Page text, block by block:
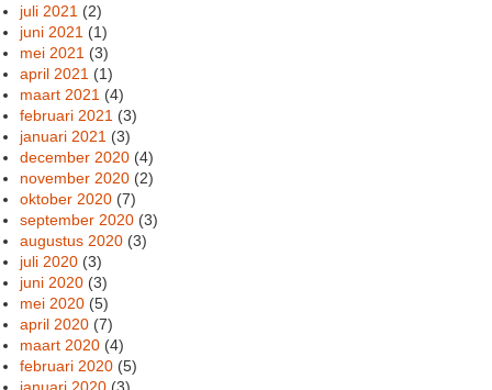
juli 2021 (2)
juni 2021 (1)
mei 2021 (3)
april 2021 (1)
maart 2021 (4)
februari 2021 (3)
januari 2021 (3)
december 2020 (4)
november 2020 (2)
oktober 2020 (7)
september 2020 (3)
augustus 2020 (3)
juli 2020 (3)
juni 2020 (3)
mei 2020 (5)
april 2020 (7)
maart 2020 (4)
februari 2020 (5)
januari 2020 (3)